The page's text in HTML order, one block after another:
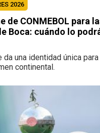
2026
de CONMEBOL para
Boca: cuándo lo
da una identidad única
continental.